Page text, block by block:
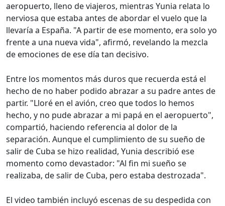
aeropuerto, lleno de viajeros, mientras Yunia relata lo
nerviosa que estaba antes de abordar el vuelo que la
llevaría a España. "A partir de ese momento, era solo yo
frente a una nueva vida", afirmó, revelando la mezcla
de emociones de ese día tan decisivo.
Entre los momentos más duros que recuerda está el
hecho de no haber podido abrazar a su padre antes de
partir. "Lloré en el avión, creo que todos lo hemos
hecho, y no pude abrazar a mi papá en el aeropuerto",
compartió, haciendo referencia al dolor de la
separación. Aunque el cumplimiento de su sueño de
salir de Cuba se hizo realidad, Yunia describió ese
momento como devastador: "Al fin mi sueño se
realizaba, de salir de Cuba, pero estaba destrozada".
El video también incluyó escenas de su despedida con